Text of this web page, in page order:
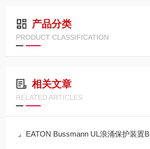
产品分类
PRODUCT CLASSIFICATION
相关文章
RELATED ARTICLES
EATON Bussmann UL浪涌保护装置